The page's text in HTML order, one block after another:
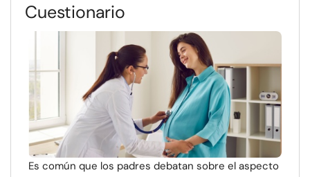
Cuestionario
Es común que los padres debatan sobre el aspecto